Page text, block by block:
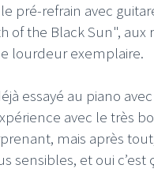
pré-refrain avec
of the Black Sun",
lourdeur exemplaire.
essayé au piano
avec le très
mais après
sensibles, et oui c’est